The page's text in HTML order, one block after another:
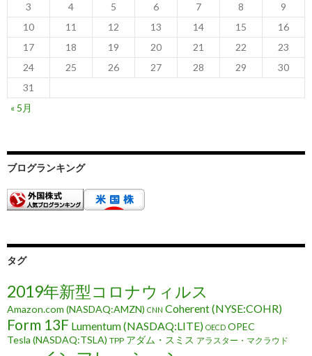
3
4 5 6 7 8
9
10
11 12 13 14 15
16
17
18 19 20 21 22
23
24
25 26 27 28 29
30
31
« 5月
ブログランキング
タグ
2019年新型コロナウィルス
Amazon.com (NASDAQ:AMZN) CNN Coherent (NYSE:COHR)
Form 13F Lumentum (NASDAQ:LITE) OECD OPEC
Tesla (NASDAQ:TSLA) TPP アダム・スミス アラスター・マクラウド